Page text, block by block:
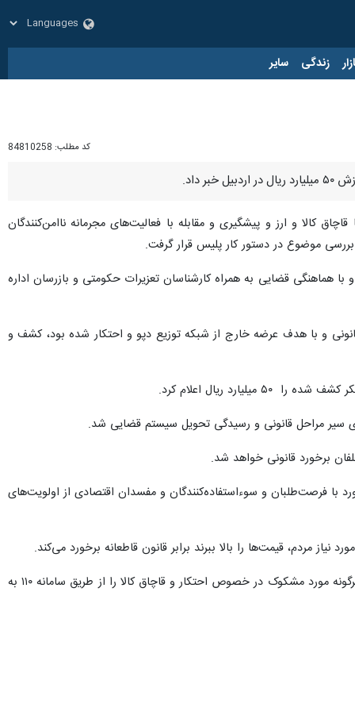
زندگی سایر
کد مطلب: 84810258
کالا و ارز و پیشگیری و مقابله با فعالیت‌های مجرمانه ناامن‌کنندگان
بررسی موضوع در دستور کار پلیس قرار گرفت.
هماهنگی قضایی به همراه کارشناسان تعزیرات حکومتی و بازرسان اداره
نباتی جامد و ۸۵۰ کیلوگرم شکر را که به صورت غیر قانونی و با هدف عرضه خارج از شبکه توزیع دپو و احتکار شده بود، کشف و
ریال اعلام کرد.
سیر مراحل قانونی و رسیدگی تحویل سیستم قضایی شد.
برخورد قانونی خواهد شد.
با فرصت‌طلبان و سوء‌استفاده‌کنندگان و مفسدان اقتصادی از اولویت‌های
نیاز مردم، قیمت‌ها را بالا ببرند برابر قانون قاطعانه برخورد می‌کند.
سردار حسینی با اشاره به برخورد قاطع و قانونی پلیس با قاچاقچیان، سودجویان و محتکران از شهروندان خواست، هرگونه مورد مشکوک در خصوص احتکار و قاچاق کالا را از طریق سامانه ۱۱۰ به